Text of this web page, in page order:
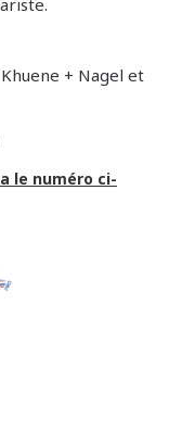
+ Nagel et
le numéro ci-